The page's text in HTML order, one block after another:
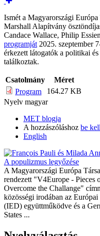
Ismét a Magyarországi Európa
Marshall Alapítvány
Candace Wallace, Philip
programját 2025. szeptember
érkezett látogatók a politikai
találkoztak.
Csatolmány
Méret
Program
164.27 KB
Nyelv magyar
MET blogja
A hozzászóláshoz be
English
A populizmus legyőzése
A Magyarországi Európa
rendezett "V4Europe - Pieces
Overcome the Challange"
közösségi irodában az
(IED) együttműködve és a
States ...